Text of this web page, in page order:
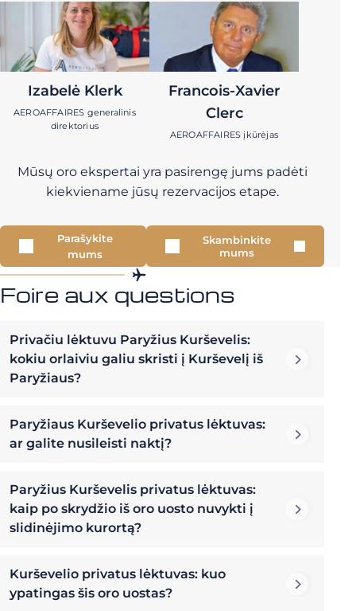
Izabelė Klerk
AEROAFFAIRES generalinis
direktorius
Francois-Xavier
Clerc
AEROAFFAIRES įkūrėjas
Mūsų oro ekspertai yra pasirengę jums padėti
kiekviename jūsų rezervacijos etape.
Parašykite
mums
Skambinkite
mums
Foire aux questions
Privačiu lėktuvu Paryžius Kurševelis:
kokiu orlaiviu galiu skristi į Kurševelį iš
Paryžiaus?
Paryžiaus Kurševelio privatus lėktuvas:
ar galite nusileisti naktį?
Paryžius Kurševelis privatus lėktuvas:
kaip po skrydžio iš oro uosto nuvykti į
slidinėjimo kurortą?
Kurševelio privatus lėktuvas: kuo
ypatingas šis oro uostas?